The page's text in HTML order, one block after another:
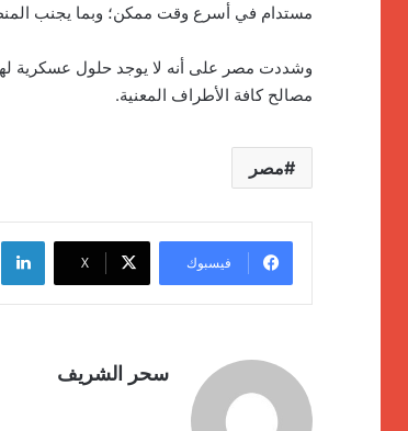
مستدام في أسرع وقت ممكن؛ وبما يجنب
وشددت مصر على أنه لا يوجد حلول عسكرية
مصالح كافة الأطراف المعنية.
مصر
فيسبوك ‫X
سحر الشريف